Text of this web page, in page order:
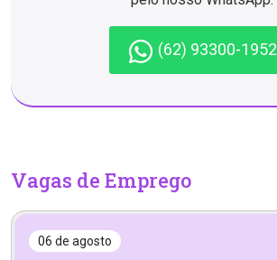
(62) 93300-1952
Vagas de Emprego
06 de agosto